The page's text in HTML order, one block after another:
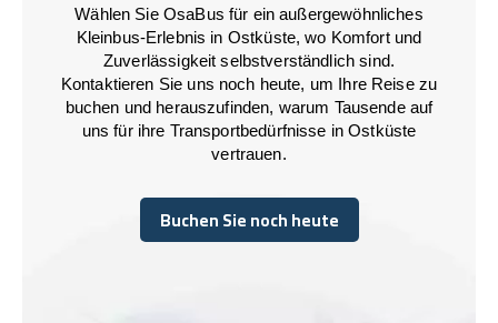
Wählen Sie OsaBus für ein außergewöhnliches
Kleinbus-Erlebnis in Ostküste, wo Komfort und
Zuverlässigkeit selbstverständlich sind.
Kontaktieren Sie uns noch heute, um Ihre Reise zu
buchen und herauszufinden, warum Tausende auf
uns für ihre Transportbedürfnisse in Ostküste
vertrauen.
Buchen Sie noch heute
Buchen Sie noch heute